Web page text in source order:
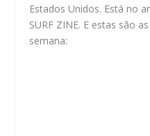
Estados Unidos. Está no
SURF ZINE. E estas são
semana: